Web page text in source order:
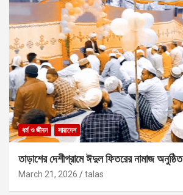
ধর্ম ও জীবন সারাদেশ
তাড়াশের দেশীগ্রামে ঈদুল ফিতরের নামাজ অনুষ্ঠিত
March 21, 2026 talas